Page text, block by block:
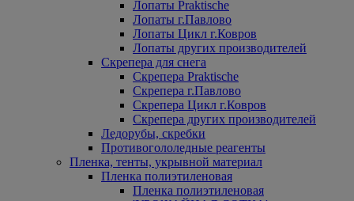
Лопаты Praktische
Лопаты г.Павлово
Лопаты Цикл г.Ковров
Лопаты других производителей
Скрепера для снега
Скрепера Praktische
Скрепера г.Павлово
Скрепера Цикл г.Ковров
Скрепера других производителей
Ледорубы, скребки
Противогололедные реагенты
Пленка, тенты, укрывной материал
Пленка полиэтиленовая
Пленка полиэтиленовая